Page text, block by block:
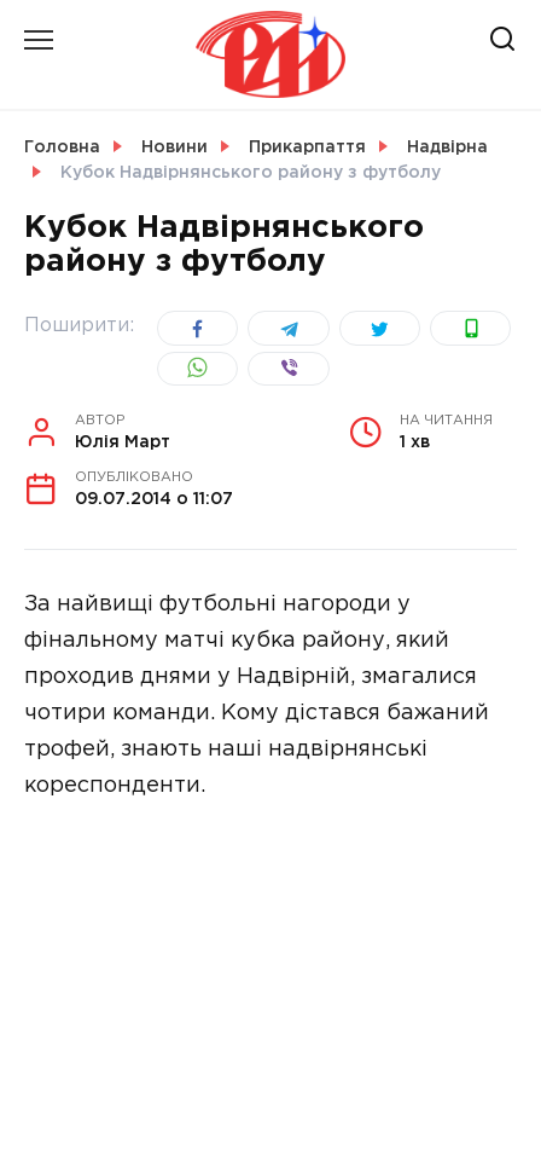
УКРАЇНА
Головна Новини Прикарпаття
Надвірна
Кубок Надвірнянського району з футболу
Кубок Надвірнянського
району з футболу
Поширити:
АВТОР
Юлія Март
НА ЧИТАННЯ
1 хв
ОПУБЛІКОВАНО
09.07.2014 о 11:07
За найвищі футбольні нагороди у
фінальному матчі кубка району, який
проходив днями у Надвірній, змагалися
чотири команди. Кому дістався бажаний
трофей, знають наші надвірнянські
кореспонденти.